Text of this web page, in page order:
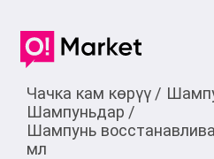
Чачка кам көрүү /
Шампуньдар /
Шампунь
мл